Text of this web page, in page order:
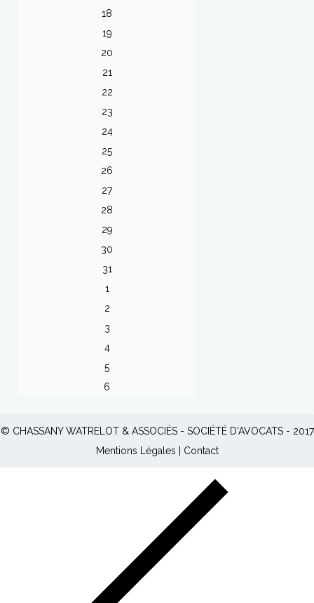
18
19
20
21
22
23
24
25
26
27
28
29
30
31
1
2
3
4
5
6
© CHASSANY WATRELOT & ASSOCIÉS - SOCIÉTÉ D'AVOCATS - 2017
Mentions Légales
Contact